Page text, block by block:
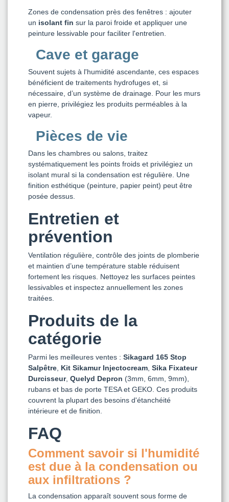
Zones de condensation près des fenêtres : ajouter
un isolant fin sur la paroi froide et appliquer une
peinture lessivable pour faciliter l'entretien.
Cave et garage
Souvent sujets à l'humidité ascendante, ces espaces
bénéficient de traitements hydrofuges et, si
nécessaire, d’un système de drainage. Pour les murs
en pierre, privilégiez les produits perméables à la
vapeur.
Pièces de vie
Dans les chambres ou salons, traitez
systématiquement les points froids et privilégiez un
isolant mural si la condensation est régulière. Une
finition esthétique (peinture, papier peint) peut être
posée dessus.
Entretien et
prévention
Ventilation régulière, contrôle des joints de plomberie
et maintien d’une température stable réduisent
fortement les risques. Nettoyez les surfaces peintes
lessivables et inspectez annuellement les zones
traitées.
Produits de la
catégorie
Parmi les meilleures ventes : Sikagard 165 Stop
Salpêtre Kit Sikamur Injectocream Sika Fixateur
Durcisseur, Quelyd Depron (3mm, 6mm, 9mm),
rubans et bas de porte TESA et GEKO. Ces produits
couvrent la plupart des besoins d'étanchéité
intérieure et de finition.
FAQ
Comment savoir si l'humidité
est due à la condensation ou
aux infiltrations ?
La condensation apparaît souvent sous forme de